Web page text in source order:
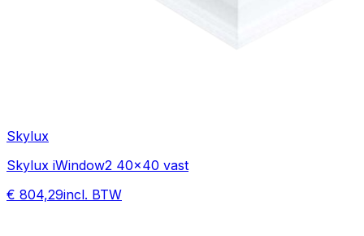
Skylux
Skylux iWindow2 40x40 vast
€ 804,29incl. BTW